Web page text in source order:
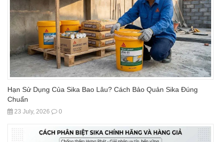
Hạn Sử Dụng Của Sika Bao Lâu? Cách Bảo Quản Sika Đúng
Chuẩn
23 July, 2026 0